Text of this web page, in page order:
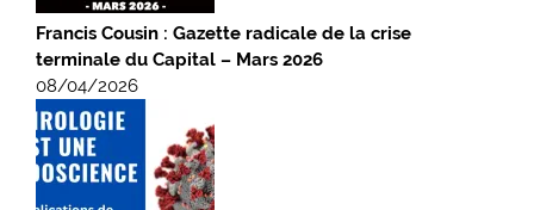
Francis Cousin : Gazette radicale de la crise
terminale du Capital – Mars 2026
08/04/2026